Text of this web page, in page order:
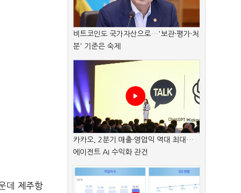
데 제주항
비트코인도 국가자산으로…'보관·평가·처
분' 기준은 숙제
카카오, 2분기 매출·영업익 역대 최대…
에이전트 AI 수익화 관건